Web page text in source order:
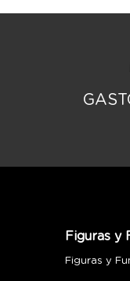
Figuras y
Figuras y